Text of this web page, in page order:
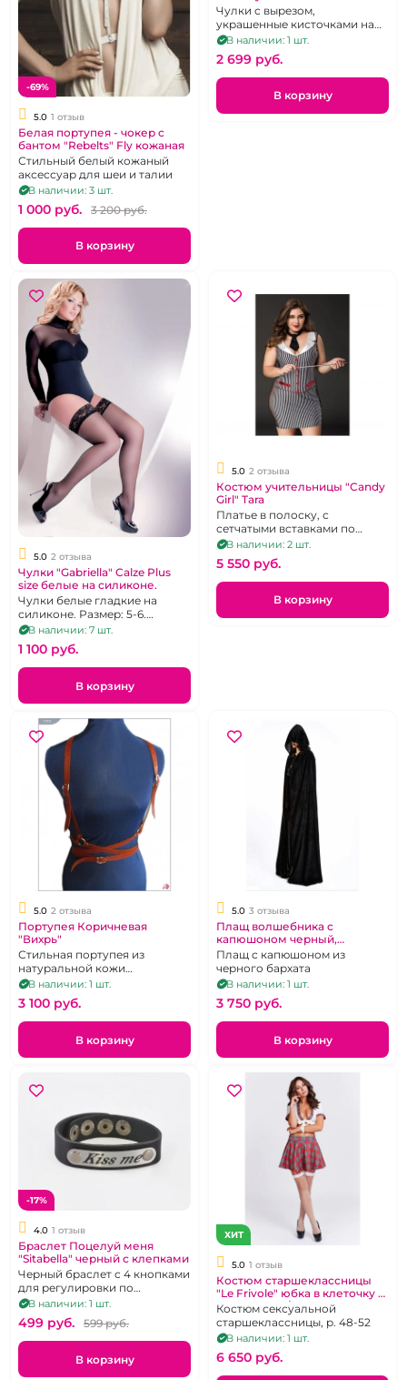
-69%
5.0 1 отзыв
Белая портупея - чокер с
бантом "Rebelts" Fly кожаная
Стильный белый кожаный
аксессуар для шеи и талии
В наличии: 3 шт.
1 000 pуб. 3 200 pуб.
В корзину
силикона, сзади разрез с
кисточкой и цепочкой
Чулки с вырезом,
украшенные кисточками на
резинке без силикона, р. 46-
В наличии: 1 шт.
2 699 pуб.
В корзину
5.0 2 отзыва
Чулки "Gabriella" Calze Plus
size белые на силиконе.
Чулки белые гладкие на
силиконе. Размер: 5-6.
Плотность - 15 den.
В наличии: 7 шт.
1 100 pуб.
В корзину
5.0 2 отзыва
Костюм учительницы "Candy
Girl" Tara
Платье в полоску, с
сетчатыми вставками по
бокам, галстук, указка, и
стринги для создания образа
сексуальной учительницы. р.
50-56.
В наличии: 2 шт.
5 550 pуб.
В корзину
5.0 2 отзыва
Портупея Коричневая
"Вихрь"
Стильная портупея из
натуральной кожи
коричневого цвета.
В наличии: 1 шт.
3 100 pуб.
В корзину
5.0 3 отзыва
Плащ волшебника с
капюшоном черный,
бархатистый, длинный
Хогвартс
Плащ с капюшоном из
черного бархата
В наличии: 1 шт.
3 750 pуб.
В корзину
-17%
4.0 1 отзыв
Браслет Поцелуй меня
"Sitabella" черный с клепками
Черный браслет с 4 кнопками
для регулировки по
запястью, гравировка на
металле "Kiss me"
В наличии: 1 шт.
499 pуб. 599 pуб.
В корзину
ХИТ
5.0 1 отзыв
Костюм старшеклассницы
"Le Frivole" юбка в клеточку и
белый топ L/XL
Костюм сексуальной
старшеклассницы, р. 48-52
В наличии: 1 шт.
6 650 pуб.